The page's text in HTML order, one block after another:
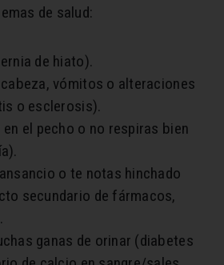
de salud:
de hiato).
vómitos o alteraciones
o esclerosis).
el pecho o no respiras bien
o te notas hinchado
secundario de fármacos,
ganas de orinar (diabetes